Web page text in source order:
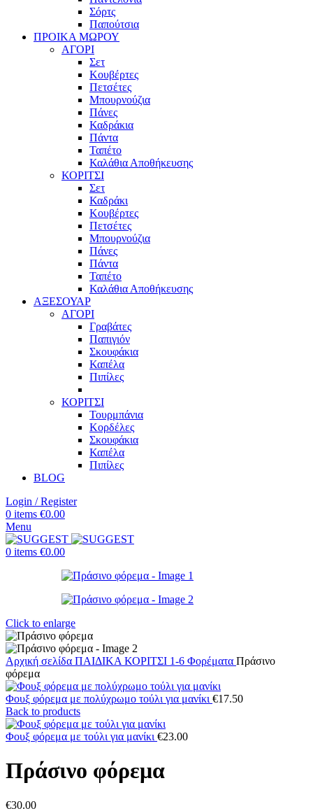
Σόρτς
Παπούτσια
ΠΡΟΙΚΑ ΜΩΡΟΥ
ΑΓΟΡΙ
Σετ
Κουβέρτες
Πετσέτες
Μπουρνούζια
Πάνες
Καδράκια
Πάντα
Ταπέτο
Καλάθια Αποθήκευσης
ΚΟΡΙΤΣΙ
Σετ
Καδράκι
Κουβέρτες
Πετσέτες
Μπουρνούζια
Πάνες
Πάντα
Ταπέτο
Καλάθια Αποθήκευσης
ΑΞΕΣΟΥΑΡ
ΑΓΟΡΙ
Γραβάτες
Παπιγιόν
Σκουφάκια
Καπέλα
Πιπίλες
ΚΟΡΙΤΣΙ
Τουρμπάνια
Κορδέλες
Σκουφάκια
Καπέλα
Πιπίλες
BLOG
Login / Register
0 items €0.00
Menu
0 items €0.00
Click to enlarge
Αρχική σελίδα ΠΑΙΔΙΚΑ ΚΟΡΙΤΣΙ 1-6 Φορέματα Πράσινο
φόρεμα
Φουξ φόρεμα με πολύχρωμο τούλι για μανίκι €17.50
Back to products
Φουξ φόρεμα με τούλι για μανίκι €23.00
Πράσινο φόρεμα
€30.00